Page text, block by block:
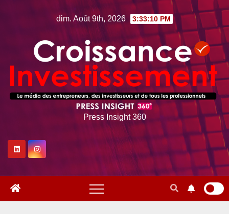
dim. Août 9th, 2026 3:33:11 PM
Press Insight 360